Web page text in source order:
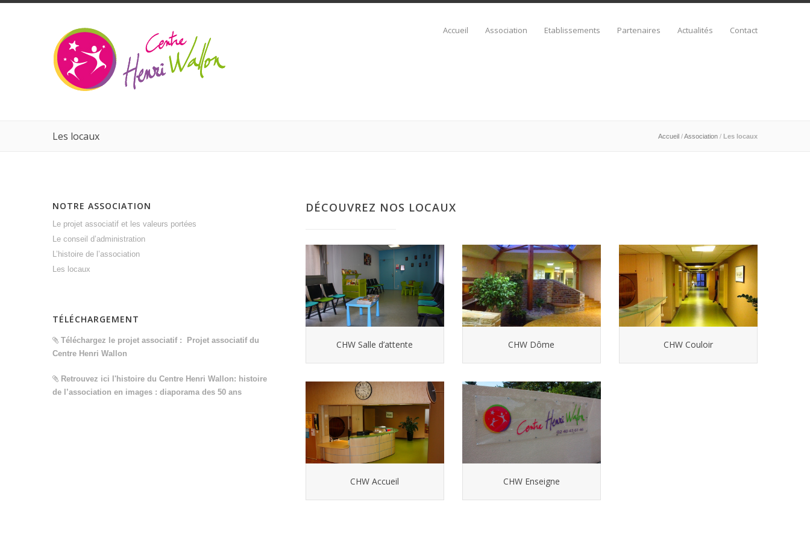
Accueil Association Etablissements Partenaires Actualités Contact
Les locaux Accueil /Association / Les locaux
DÉCOUVREZ NOS LOCAUX
CHW Salle d’attente CHW Dôme CHW Couloir
CHW Accueil CHW Enseigne
NOTRE ASSOCIATION
Le projet associatif et les valeurs portées
Le conseil d’administration
L’histoire de l’association
Les locaux
TÉLÉCHARGEMENT
Téléchargez le projet associatif :
Projet associatif du
Centre Henri Wallon
Retrouvez ici l'histoire du Centre Henri Wallon: histoire
de l’association en images : diaporama des 50 ans